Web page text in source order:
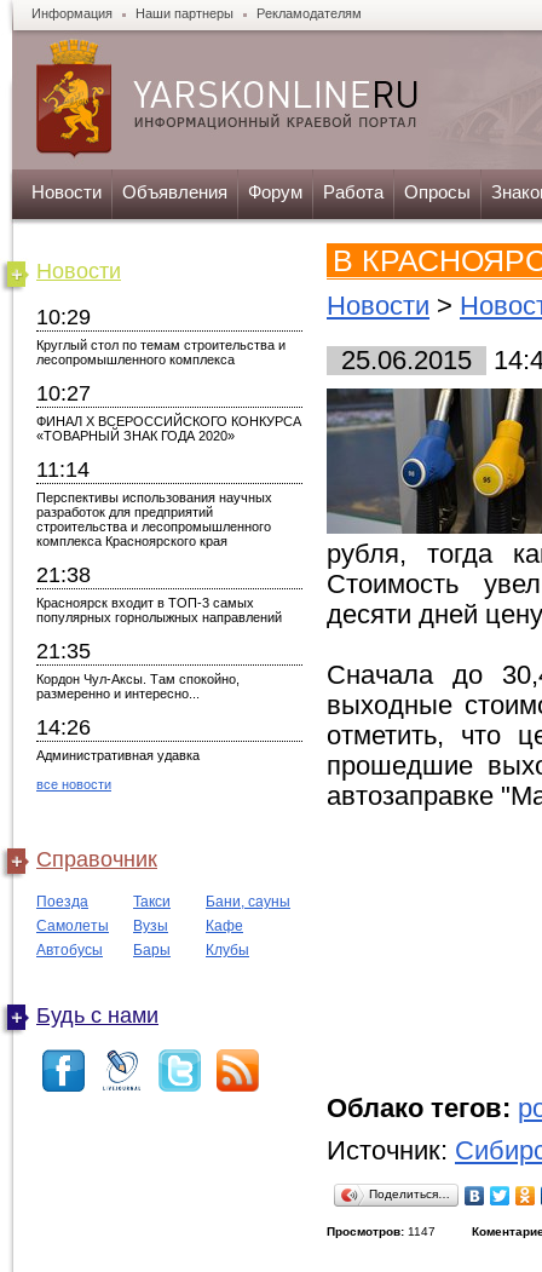
Информация Наши партнеры Рекламодателям
Новости Объявления Форум Работа Опросы
Новости
10:29
Круглый стол по темам строительства и
лесопромышленного комплекса
10:27
ФИНАЛ X ВСЕРОССИЙСКОГО КОНКУРСА
«ТОВАРНЫЙ ЗНАК ГОДА 2020»
11:14
Перспективы использования научных
разработок для предприятий
строительства и лесопромышленного
комплекса Красноярского края
21:38
Красноярск входит в ТОП-3 самых
популярных горнолыжных направлений
21:35
Кордон Чул-Аксы. Там спокойно,
размеренно и интересно...
14:26
Административная удавка
все новости
Справочник
Поезда Такси
Бани, сауны
Самолеты
Вузы
Кафе
Автобусы
Бары Клубы
Будь с нами
В
Новости >
25.06.2015
рубля, тогда
Стоимость
десяти дней
Сначала до
выходные
отметить, что
прошедшие
автозаправке
Облако тегов:
Источник:
Поделиться…
Просмотров: 1147